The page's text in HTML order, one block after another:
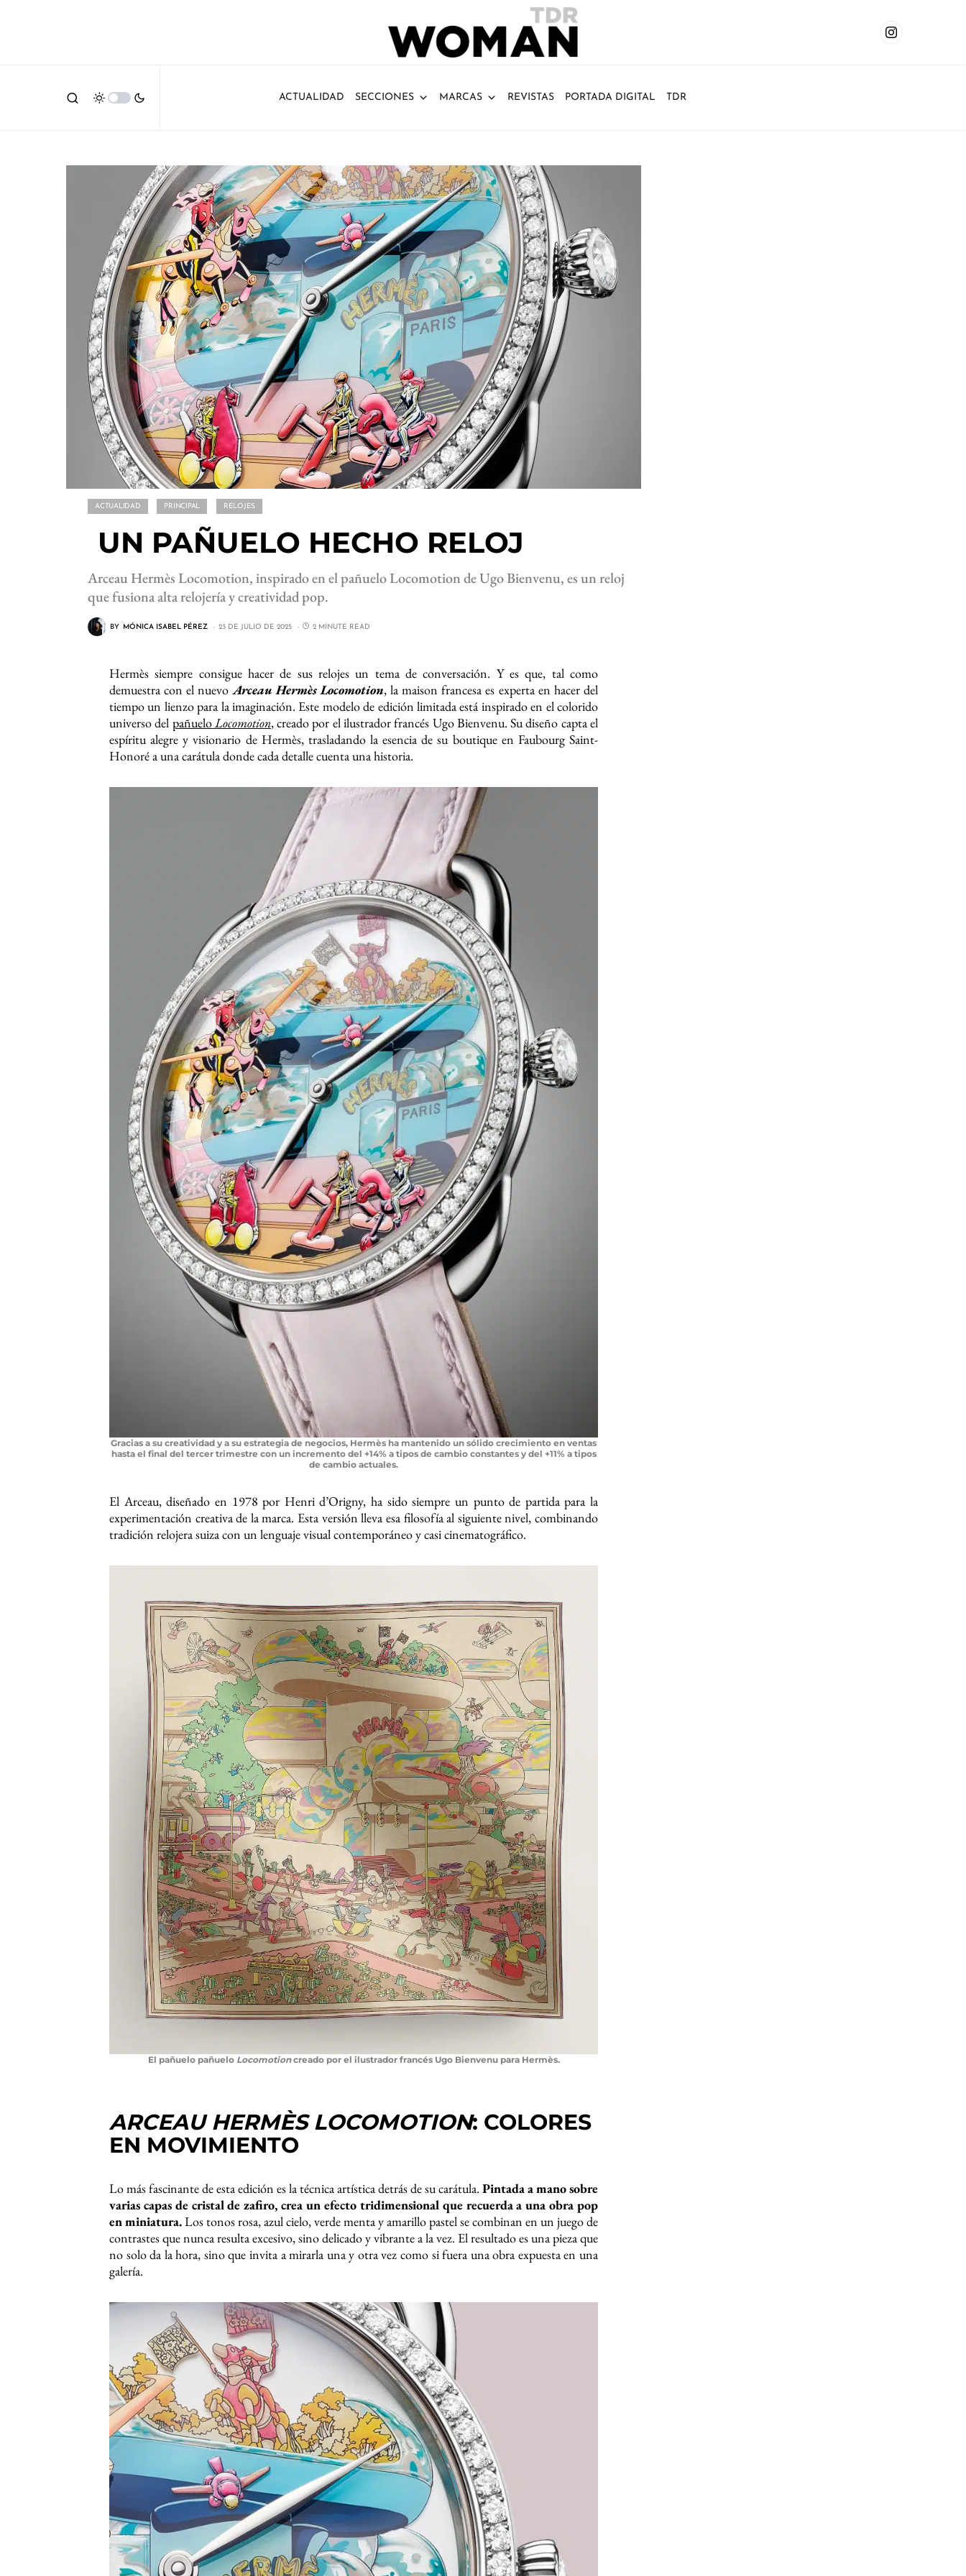
ACTUALIDAD SECCIONES MARCAS REVISTAS PORTADA DIGITAL TDR
ACTUALIDAD PRINCIPAL RELOJES
UN PAÑUELO HECHO RELOJ
Arceau Hermès Locomotion, inspirado en el pañuelo Locomotion de Ugo Bienvenu, es un reloj
que fusiona alta relojería y creatividad pop.
BY MÓNICA ISABEL PÉREZ 23 DE JULIO DE 2025 2 MINUTE READ
Hermès siempre consigue hacer de sus relojes un tema de conversación. Y es que, tal como
demuestra con el nuevoArceau Hermès Locomotion, la maison francesa es experta en hacer del
tiempo un lienzo para la imaginación. Este modelo de edición limitada está inspirado en el colorido
universo del pañueloLocomotion, creado por el ilustrador francés Ugo Bienvenu. Su diseño capta el
espíritu alegre y visionario de Hermès, trasladando la esencia de su boutique en Faubourg Saint-
Honoré a una carátula donde cada detalle cuenta una historia.
Gracias a su creatividad y a su estrategia de negocios, Hermès ha mantenido un sólido crecimiento en ventas
hasta el final del tercer trimestre con un incremento del +14% a tipos de cambio constantes y del +11% a tipos
de cambio actuales.
El Arceau, diseñado en 1978 por Henri d’Origny, ha sido siempre un punto de partida para la
experimentación creativa de la marca. Esta versión lleva esa filosofía al siguiente nivel, combinando
tradición relojera suiza con un lenguaje visual contemporáneo y casi cinematográfico.
El pañuelo pañuelo Locomotioncreado por el ilustrador francés Ugo Bienvenu para Hermès.
ARCEAU HERMÈS LOCOMOTION: COLORES
EN MOVIMIENTO
Lo más fascinante de esta edición es la técnica artística detrás de su carátula. Pintada a mano sobre
varias capas de cristal de zafiro, crea un efecto tridimensional que recuerda a una obra pop
en miniatura.Los tonos rosa, azul cielo, verde menta y amarillo pastel se combinan en un juego de
contrastes que nunca resulta excesivo, sino delicado y vibrante a la vez. El resultado es una pieza que
no solo da la hora, sino que invita a mirarla una y otra vez como si fuera una obra expuesta en una
galería.